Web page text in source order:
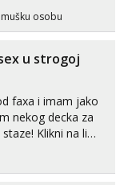
videopoziva, ili
radim i u paru i
uz slike i hot
pripremila ...
osobu
u strogoj
faxa i imam jako
nekog decka za
na link